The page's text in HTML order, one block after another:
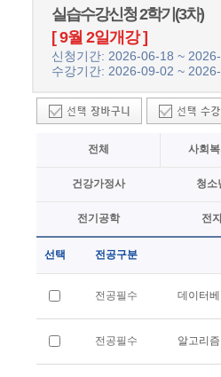
실습수강신청 2학기(3차)
[ 9월 2일개강 ]
신청기간: 2026-06-18 ~
수강기간: 2026-09-02 ~
전체 사회
건강가정사 청소
전기공학 전
선택 전공구분
전공필수 데이터
전공필수 알고리즘